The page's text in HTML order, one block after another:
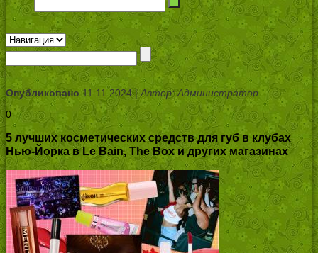
Опубликовано11.11.2024 |Автор: Администратор
0
5 лучших косметических средств для губ в клубах
Нью-Йорка в Le Bain, The Box и других магазинах